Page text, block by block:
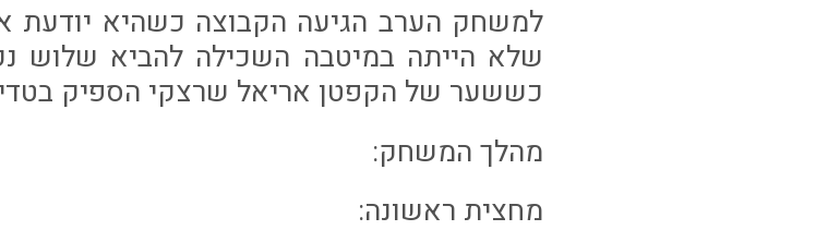
למשחק הערב הגיעה הקבוצה כשהיא יודעת
שלא הייתה במיטבה השכילה להביא שלוש
כששער של הקפטן אריאל שרצקי הספיק בטדי
מהלך המשחק:
מחצית ראשונה: